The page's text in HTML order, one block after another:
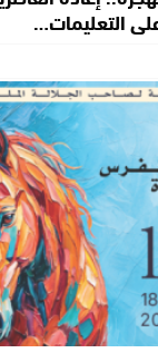
التعليمات…